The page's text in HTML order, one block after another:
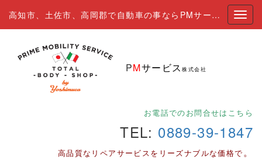
高知市、土佐市、高岡郡で自動車の事ならPMサービスにおまかせ下さい。
PMサービス株式会社
お電話でのお問合せはこちら
TEL: 0889-39-1847
高品質なリペアサービスをリーズナブルな価格で。